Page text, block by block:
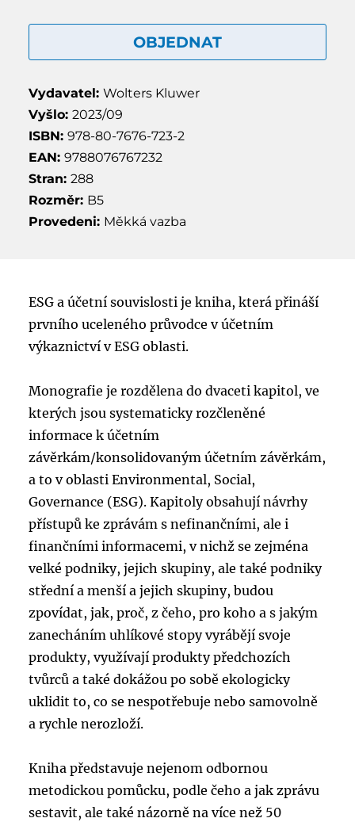
OBJEDNAT
Vydavatel: Wolters Kluwer
Vyšlo: 2023/09
ISBN: 978-80-7676-723-2
EAN: 9788076767232
Stran: 288
Rozměr: B5
Provedeni: Měkká vazba
ESG a účetní souvislosti je kniha, která přináší
prvního uceleného průvodce v účetním
výkaznictví v ESG oblasti.
Monografie je rozdělena do dvaceti kapitol, ve
kterých jsou systematicky rozčleněné
informace k účetním
závěrkám/konsolidovaným účetním závěrkám,
a to v oblasti Environmental, Social,
Governance (ESG). Kapitoly obsahují návrhy
přístupů ke zprávám s nefinančními, ale i
finančními informacemi, v nichž se zejména
velké podniky, jejich skupiny, ale také podniky
střední a menší a jejich skupiny, budou
zpovídat, jak, proč, z čeho, pro koho a s jakým
zanecháním uhlíkové stopy vyrábějí svoje
produkty, využívají produkty předchozích
tvůrců a také dokážou po sobě ekologicky
uklidit to, co se nespotřebuje nebo samovolně
a rychle nerozloží.
Kniha představuje nejenom odbornou
metodickou pomůcku, podle čeho a jak zprávu
sestavit, ale také názorně na více než 50